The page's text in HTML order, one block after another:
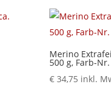
Merino
500 g, Farb-
€ 34,75 inkl.